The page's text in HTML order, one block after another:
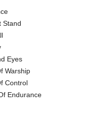
Stand
Eyes
Warship
Control
Endurance